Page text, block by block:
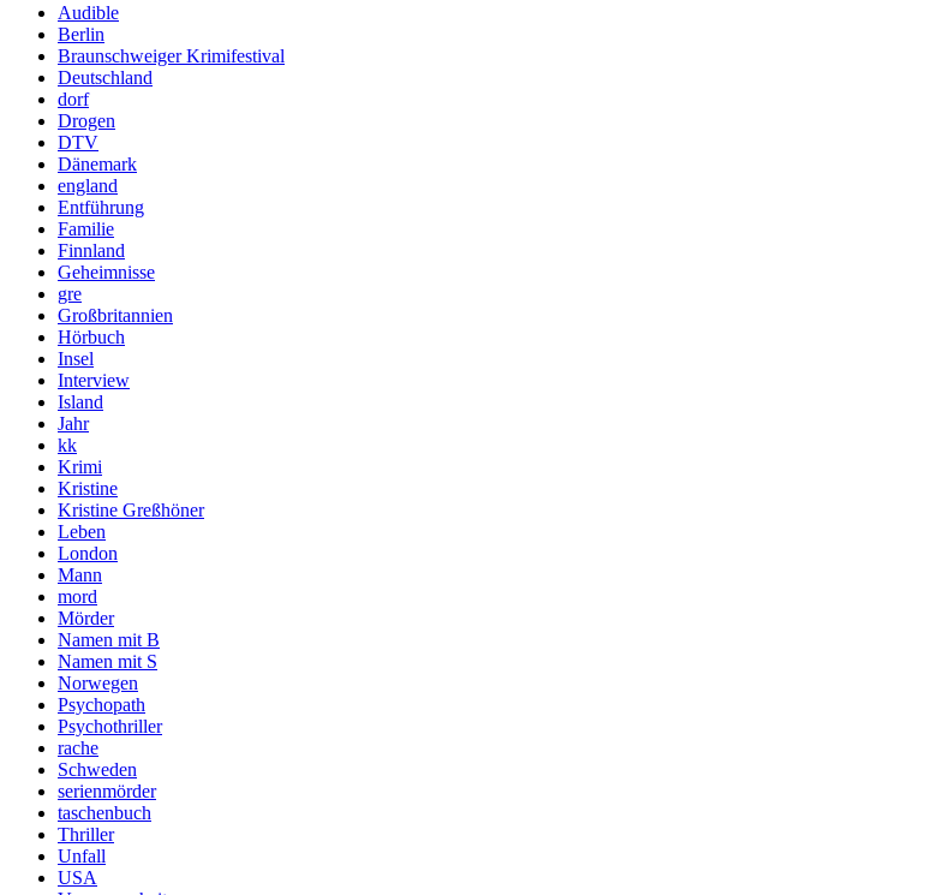
Audible
Berlin
Braunschweiger Krimifestival
Deutschland
dorf
Drogen
DTV
Dänemark
england
Entführung
Familie
Finnland
Geheimnisse
gre
Großbritannien
Hörbuch
Insel
Interview
Island
Jahr
kk
Krimi
Kristine
Kristine Greßhöner
Leben
London
Mann
mord
Mörder
Namen mit B
Namen mit S
Norwegen
Psychopath
Psychothriller
rache
Schweden
serienmörder
taschenbuch
Thriller
Unfall
USA